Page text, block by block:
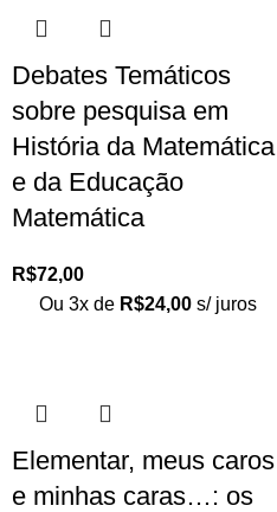
Debates Temáticos
sobre pesquisa em
História da Matemática
e da Educação
Matemática
R$72,00
Ou 3x de R$24,00 s/ juros
Elementar, meus caros
e minhas caras…: os